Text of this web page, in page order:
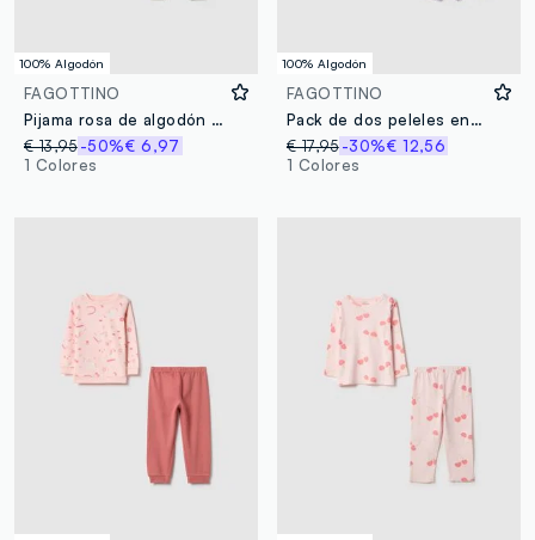
100% Algodón
FAGOTTINO
Pijama rosa de algodón puro con ajuste regular para niñas
€ 13,95-50%€ 6,97
1 Colores
100% Algodón
FAGOTTINO
Pack de dos peleles en algodón puro multicolor para bebé con estampados
€ 17,95 -30%€ 12,56
1 Colores